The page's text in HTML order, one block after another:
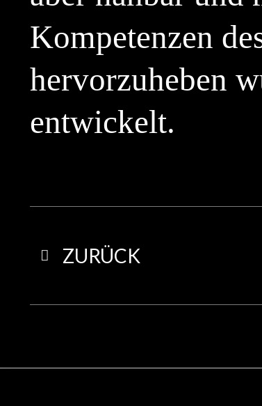
Kompetenzen
hervorzuheben
entwickelt.
ZURÜCK